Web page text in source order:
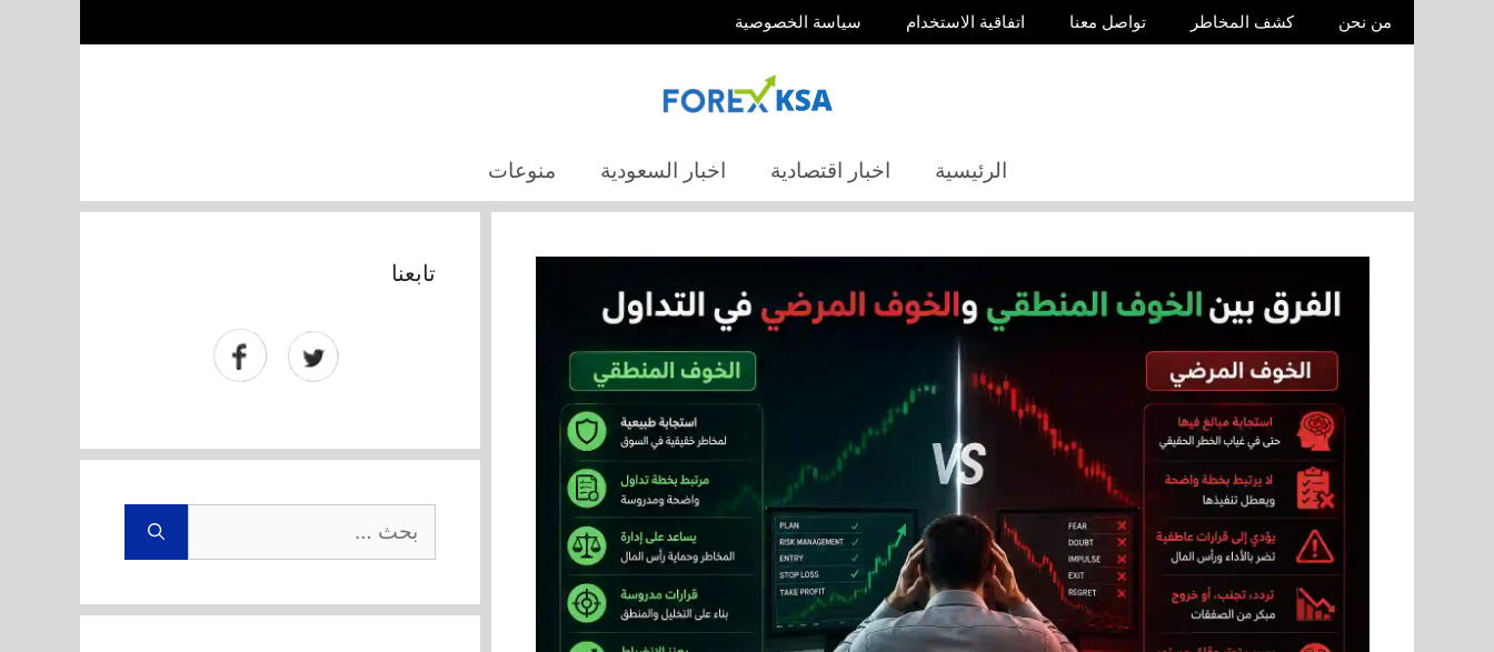
من نحن كشف المخاطر تواصل معنا اتفاقية الاستخدام سياسة الخصوصية
الرئيسية اخبار اقتصادية اخبار السعودية منوعات
تابعنا
البحث
عن: